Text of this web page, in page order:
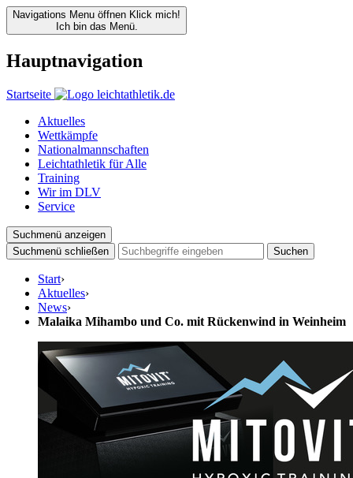
Navigations Menu öffnen Klick mich!
Ich bin das Menü.
Hauptnavigation
Startseite
Aktuelles
Wettkämpfe
Nationalmannschaften
Leichtathletik für Alle
Training
Wir im DLV
Service
Suchmenü anzeigen
Suchmenü schließen
Suchen
Start›
Aktuelles›
News›
Malaika Mihambo und Co. mit Rückenwind in Weinheim